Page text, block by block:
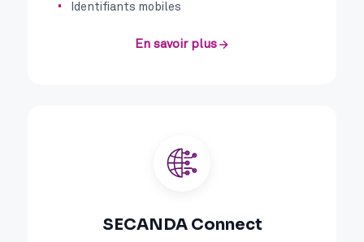
Identifiants mobiles
En savoir plus
SECANDA Connect